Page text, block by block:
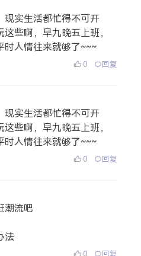
现实生活都忙得不可开
些啊，早九晚五上班，
时人情往来就够了~~~
0 回复
现实生活都忙得不可开
些啊，早九晚五上班，
时人情往来就够了~~~
0 回复
潮流吧
法
0 回复